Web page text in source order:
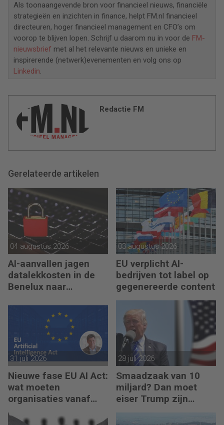
Als toonaangevende bron voor financieel nieuws, financiële
strategieën en inzichten in finance, helpt FM.nl financieel
directeuren, hoger financieel management en CFO’s om
voorop te blijven lopen. Schrijf u daarom nu in voor de FM-
nieuwsbrief met al het relevante nieuws en unieke en
inspirerende (netwerk)evenementen en volg ons op
Linkedin.
Redactie FM
Gerelateerde artikelen
04 augustus 2026
AI-aanvallen jagen
datalekkosten in de
Benelux naar
03 augustus 2026
EU verplicht AI-
bedrijven tot label op
gegenereerde content
31 juli 2026
Nieuwe fase EU AI Act:
wat moeten
organisaties vanaf
augustus 2026
regelen?
28 juli 2026
Smaadzaak van 10
miljard? Dan moet
eiser Trump zijn